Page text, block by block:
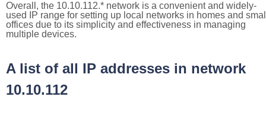
Overall, the 10.10.112.* network is a convenient and widely-
used IP range for setting up local networks in homes and
offices due to its simplicity and effectiveness in managing
multiple devices.
A list of all IP addresses in network
10.10.112